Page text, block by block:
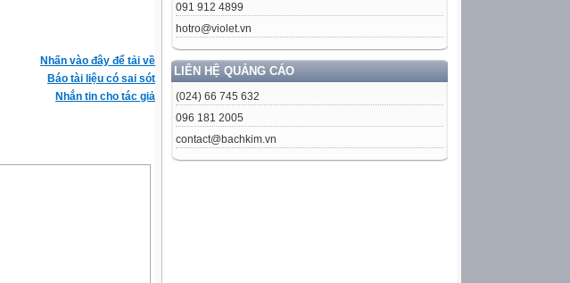
091 912 4899
hotro@violet.vn
LIÊN HỆ QUẢNG CÁO
(024) 66 745 632
096 181 2005
contact@bachkim.vn
Nhấn vào đây để tải về
Báo tài liệu có sai sót
Nhắn tin cho tác giả